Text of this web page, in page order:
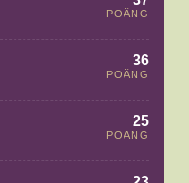
POÄNG
36
POÄNG
25
POÄNG